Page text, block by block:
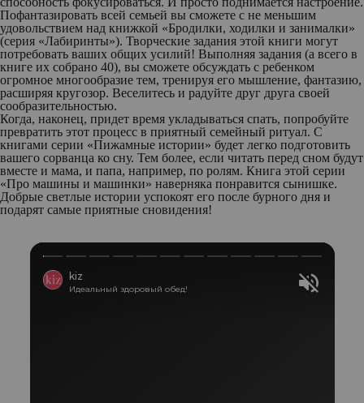
Пофантазировать всей семьей вы сможете с не меньшим
удовольствием над книжкой «Бродилки, ходилки и занималки»
(серия «Лабиринты»). Творческие задания этой книги могут
потребовать ваших общих усилий! Выполняя задания (а всего в
книге их собрано 40), вы сможете обсуждать с ребенком
огромное многообразие тем, тренируя его мышление, фантазию,
расширяя кругозор. Веселитесь и радуйте друг друга своей
сообразительностью.
Когда, наконец, придет время укладываться спать, попробуйте
превратить этот процесс в приятный семейный ритуал. С
книгами серии «Пижамные истории» будет легко подготовить
вашего сорванца ко сну. Тем более, если читать перед сном будут
вместе и мама, и папа, например, по ролям. Книга этой серии
«Про машины и машинки» наверняка понравится сынишке.
Добрые светлые истории успокоят его после бурного дня и
подарят самые приятные сновидения!